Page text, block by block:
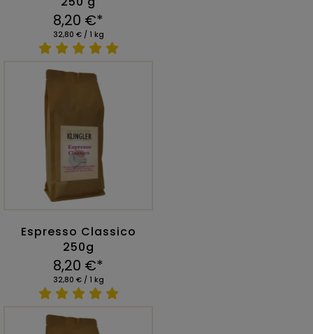
8,20 €*
32,80 € / 1 kg
Espresso Classico
250g
8,20 €*
32,80 € / 1 kg